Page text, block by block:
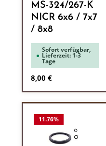
MS-324/267-K
NICR 6x6 / 7x7
/ 8x8
Sofort verfügbar,
Lieferzeit: 1-3
Tage
Regulärer Preis:
8,00 €
11.76%